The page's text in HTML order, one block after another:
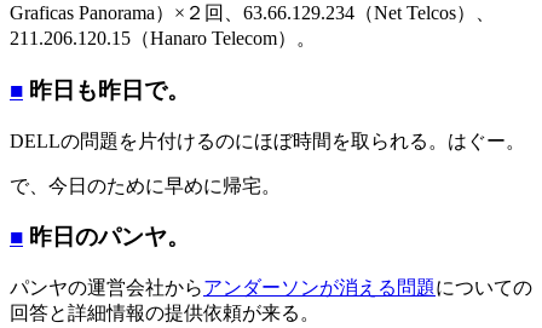
Graficas Panorama）×２回、63.66.129.234（Net Telcos）、
211.206.120.15（Hanaro Telecom）。
■ 昨日も昨日で。
DELLの問題を片付けるのにほぼ時間を取られる。はぐー。
で、今日のために早めに帰宅。
■ 昨日のパンヤ。
パンヤの運営会社からアンダーソンが消える問題についての
回答と詳細情報の提供依頼が来る。